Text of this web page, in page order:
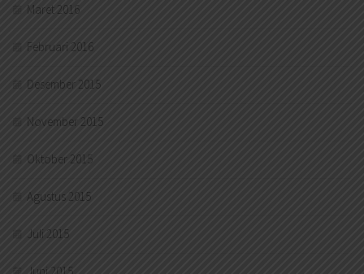
Maret 2016
Februari 2016
Desember 2015
November 2015
Oktober 2015
Agustus 2015
Juli 2015